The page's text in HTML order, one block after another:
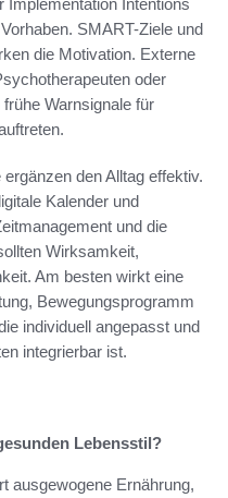
Implementation Intentions
SMART-Ziele und
die Motivation. Externe
oder
Warnsignale für
den Alltag effektiv.
Kalender und
und die
Wirksamkeit,
Am besten wirkt eine
Bewegungsprogramm
individuell angepasst und
integrierbar ist.
Lebensstil?
ausgewogene Ernährung,